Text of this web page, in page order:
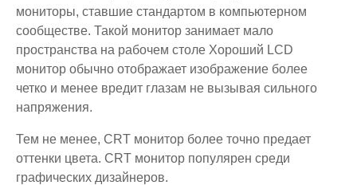
мониторы, ставшие стандартом в компьютерном
сообществе. Такой монитор занимает мало
пространства на рабочем столе Хороший LCD
монитор обычно отображает изображение более
четко и менее вредит глазам не вызывая сильного
напряжения.
Тем не менее, CRT монитор более точно предает
оттенки цвета. CRT монитор популярен среди
графических дизайнеров.